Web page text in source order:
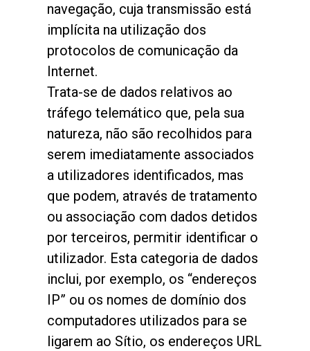
navegação, cuja transmissão está
implícita na utilização dos
protocolos de comunicação da
Internet.
Trata-se de dados relativos ao
tráfego telemático que, pela sua
natureza, não são recolhidos para
serem imediatamente associados
a utilizadores identificados, mas
que podem, através de tratamento
ou associação com dados detidos
por terceiros, permitir identificar o
utilizador. Esta categoria de dados
inclui, por exemplo, os “endereços
IP” ou os nomes de domínio dos
computadores utilizados para se
ligarem ao Sítio, os endereços URL